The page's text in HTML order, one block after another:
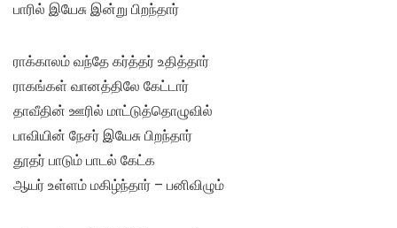
பாரில் இயேசு இன்று பிறந்தார்
ராக்காலம் வந்தே கர்த்தர் உதித்தார்
ராகங்கள் வானத்திலே கேட்டார்
தாவீதின் ஊரில் மாட்டுத்தொழுவில்
பாவியின் நேசர் இயேசு பிறந்தார்
தூதர் பாடும் பாடல் கேட்க
ஆயர் உள்ளம் மகிழ்ந்தார் – பனிவிழும்